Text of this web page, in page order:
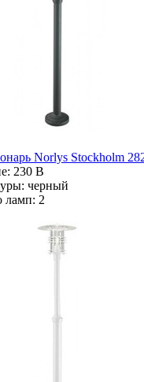
Norlys Stockholm
230 В
черный
ламп: 2